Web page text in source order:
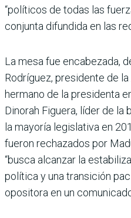
“políticos de todas las
conjunta difundida en las
La mesa fue encabezada,
Rodríguez, presidente de
hermano de la presidenta
Dinorah Figuera, líder de la
la mayoría legislativa en
fueron rechazados por
“busca alcanzar la
política y una transición
opositora en un